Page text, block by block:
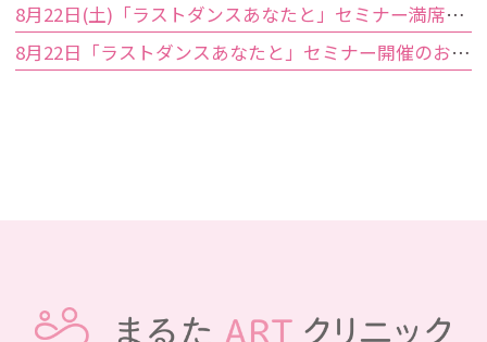
8月22日(土)「ラストダンスあなたと」セミナー満席のお知らせ
8月22日「ラストダンスあなたと」セミナー開催のお知らせ